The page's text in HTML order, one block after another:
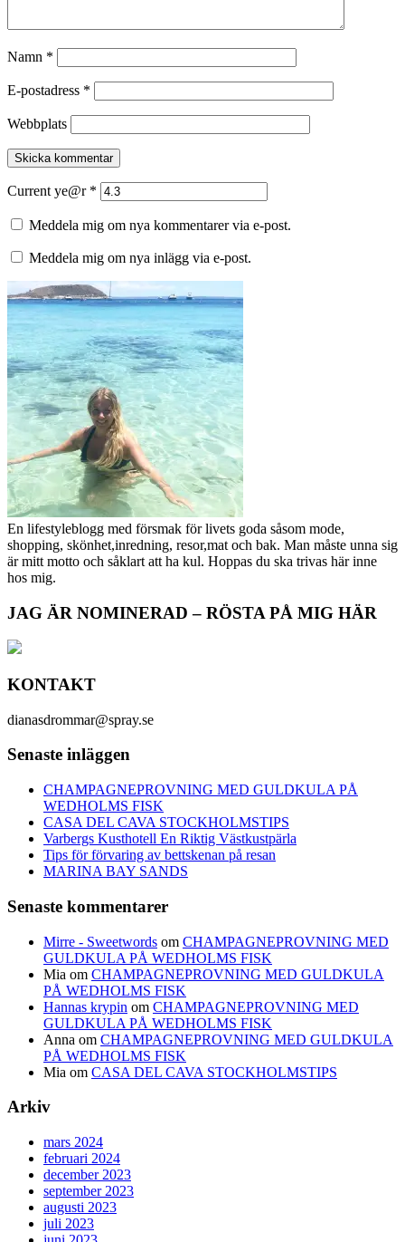
Namn *
E-postadress *
Webbplats
Current ye@r *
Meddela mig om nya kommentarer via e-post.
Meddela mig om nya inlägg via e-post.
En lifestyleblogg med försmak för livets goda såsom mode,
shopping, skönhet,inredning, resor,mat och bak. Man måste unna sig
är mitt motto och såklart att ha kul. Hoppas du ska trivas här inne
hos mig.
JAG ÄR NOMINERAD – RÖSTA PÅ MIG HÄR
KONTAKT
dianasdrommar@spray.se
Senaste inläggen
CHAMPAGNEPROVNING MED GULDKULA PÅ
WEDHOLMS FISK
CASA DEL CAVA STOCKHOLMSTIPS
Varbergs Kusthotell En Riktig Västkustpärla
Tips för förvaring av bettskenan på resan
MARINA BAY SANDS
Senaste kommentarer
Mirre - Sweetwords om CHAMPAGNEPROVNING MED
GULDKULA PÅ WEDHOLMS FISK
Mia om CHAMPAGNEPROVNING MED GULDKULA
PÅ WEDHOLMS FISK
Hannas krypin om CHAMPAGNEPROVNING MED
GULDKULA PÅ WEDHOLMS FISK
Anna om CHAMPAGNEPROVNING MED GULDKULA
PÅ WEDHOLMS FISK
Mia om CASA DEL CAVA STOCKHOLMSTIPS
Arkiv
mars 2024
februari 2024
december 2023
september 2023
augusti 2023
juli 2023